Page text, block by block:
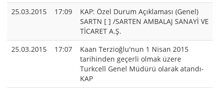
25.03.2015
17:09
KAP: Özel Durum Açıklaması (Genel)
SARTN [ ] /SARTEN AMBALAJ SANAYİ VE
TİCARET A.Ş.
25.03.2015
17:07
Kaan Terzioğlu'nun 1 Nisan 2015
tarihinden geçerli olmak üzere
Turkcell Genel Müdürü olarak atandı-
KAP